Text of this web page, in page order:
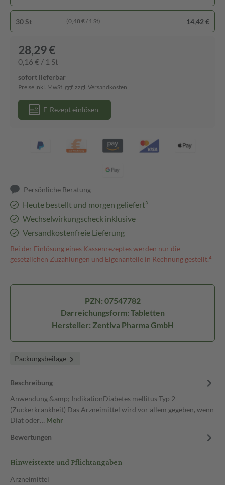
30 St (0,48 € / 1 St) 14,42 €
28,29 €
0,16 € / 1 St
sofort lieferbar
Preise inkl. MwSt. ggf. zzgl. Versandkosten
E-Rezept einlösen
Persönliche Beratung
Heute bestellt und morgen geliefert³
Wechselwirkungscheck inklusive
Versandkostenfreie Lieferung
Bei der Einlösung eines Kassenrezeptes werden nur die
gesetzlichen Zuzahlungen und Eigenanteile in Rechnung gestellt.⁴
PZN: 07547782
Darreichungsform: Tabletten
Hersteller: Zentiva Pharma GmbH
Packungsbeilage
Beschreibung
Anwendung &amp; IndikationDiabetes mellitus Typ 2
(Zuckerkrankheit) Das Arzneimittel wird vor allem gegeben, wenn
Diät oder… Mehr
Bewertungen
Hinweistexte und Pflichtangaben
Arzneimittel